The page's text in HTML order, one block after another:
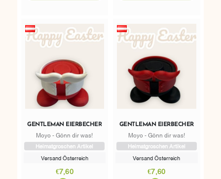
GENTLEMAN EIERBECHER
Moyo - Gönn dir was!
Heimatgroschen Artikel
Versand Österreich
€7,60
GENTLEMAN EIERBECHER
Moyo - Gönn dir was!
Heimatgroschen Artikel
Versand Österreich
€7,60